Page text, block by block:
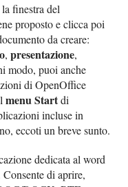
finestra del
proposto e clicca poi
da creare:
,presentazione,
modo, puoi anche
di OpenOffice
menu Startdi
incluse in
eccoti un breve sunto.
dedicata al word
di aprire,